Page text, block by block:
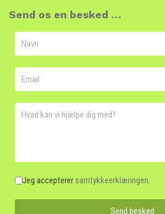
Send os en besked …
Samtykke*
Jeg accepterer samtykkeerklæringen.
Send besked